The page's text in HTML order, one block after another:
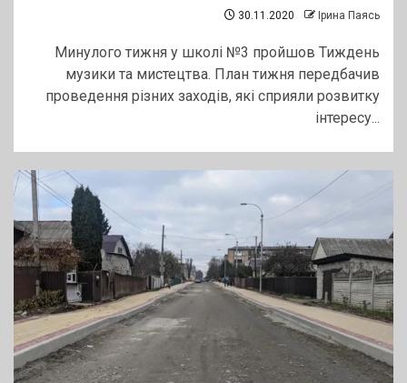
30.11.2020 Ірина Паясь
Минулого тижня у школі №3 пройшов Тиждень
музики та мистецтва. План тижня передбачив
проведення різних заходів, які сприяли розвитку
інтересу...